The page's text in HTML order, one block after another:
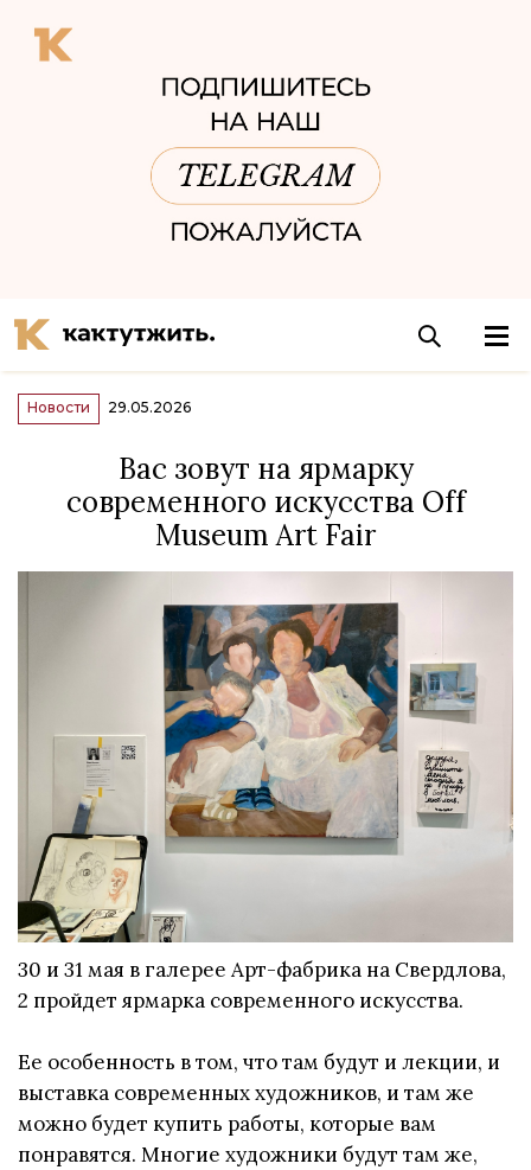
Новости 29.05.2026
Вас зовут на ярмарку
современного искусства Off
Museum Art Fair
30 и 31 мая в галерее Арт-фабрика на Свердлова,
2 пройдет ярмарка современного искусства.
Ее особенность в том, что там будут и лекции, и
выставка современных художников, и там же
можно будет купить работы, которые вам
понравятся. Многие художники будут там же,